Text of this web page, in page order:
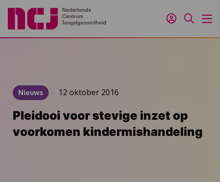
Inloggen
Zoeken
Nieuws 12 oktober 2016
Pleidooi voor stevige inzet op
voorkomen kindermishandeling